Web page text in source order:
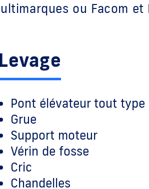
ou Facom et
Levage
Pont élévateur tout type
Grue
Support moteur
Vérin de fosse
Cric
Chandelles